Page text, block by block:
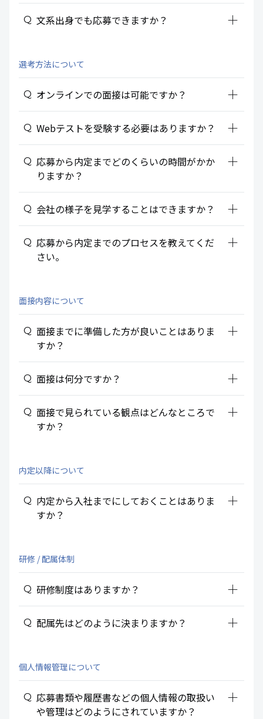
文系出身でも応募できますか？ add_2
選考方法について
オンラインでの面接は可能ですか？ add_2
Webテストを受験する必要はありますか？ add_2
応募から内定までどのくらいの時間がかか
りますか？
add_2
会社の様子を見学することはできますか？ add_2
応募から内定までのプロセスを教えてくだ
さい。
add_2
面接内容について
面接までに準備した方が良いことはありま
すか？
add_2
面接は何分ですか？ add_2
面接で見られている観点はどんなところで
すか？
add_2
内定以降について
内定から入社までにしておくことはありま
すか？
add_2
研修 / 配属体制
研修制度はありますか？ add_2
配属先はどのように決まりますか？ add_2
個人情報管理について
応募書類や履歴書などの個人情報の取扱い
や管理はどのようにされていますか？
add_2